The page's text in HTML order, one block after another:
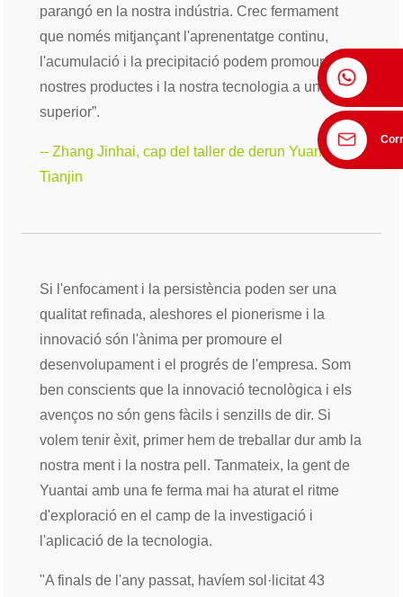
parangó en la nostra indústria. Crec fermament
que només mitjançant l'aprenentatge continu,
l'acumulació i la precipitació podem promoure els
nostres productes i la nostra tecnologia a un nivell
superior”.
-- Zhang Jinhai, cap del taller de derun Yuantai de
Tianjin
Si l'enfocament i la persistència poden ser una
qualitat refinada, aleshores el pionerisme i la
innovació són l'ànima per promoure el
desenvolupament i el progrés de l'empresa. Som
ben conscients que la innovació tecnològica i els
avenços no són gens fàcils i senzills de dir. Si
volem tenir èxit, primer hem de treballar dur amb la
nostra ment i la nostra pell. Tanmateix, la gent de
Yuantai amb una fe ferma mai ha aturat el ritme
d'exploració en el camp de la investigació i
l'aplicació de la tecnologia.
"A finals de l'any passat, havíem sol·licitat 43